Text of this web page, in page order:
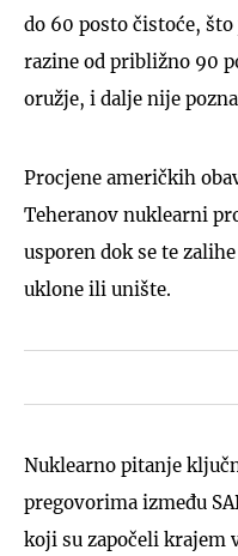
do 60 posto čistoće,
razine od približno 90
oružje, i dalje nije
Procjene američkih
Teheranov nuklearni
usporen dok se te
uklone ili unište.
Nuklearno pitanje
pregovorima između
koji su započeli krajem